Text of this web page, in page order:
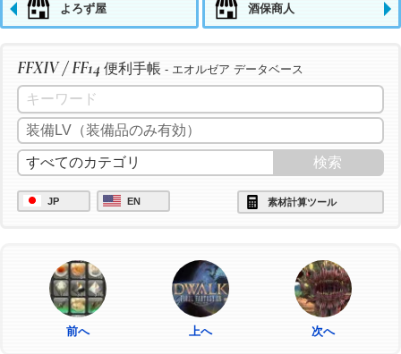
よろず屋 酒保商人
FFXIV / FF14 便利手帳 - エオルゼア データベース
JP EN 素材計算ツール
前へ 上へ 次へ